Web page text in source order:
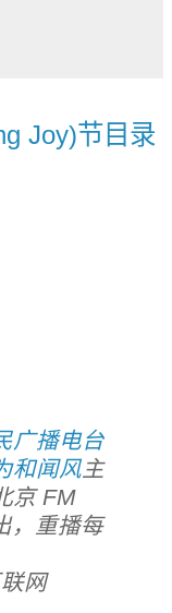
Joy)节目录
广播电台
和闻风主
京 FM
，重播每
网